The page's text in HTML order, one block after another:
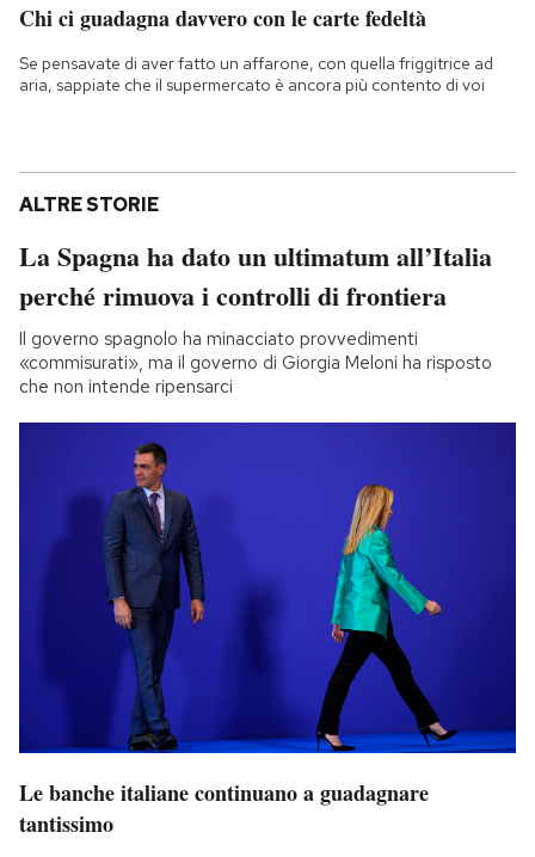
Chi ci guadagna davvero con le carte fedeltà
Se pensavate di aver fatto un affarone, con quella friggitrice ad
aria, sappiate che il supermercato è ancora più contento di voi
ALTRE STORIE
La Spagna ha dato un ultimatum all’Italia
perché rimuova i controlli di frontiera
Il governo spagnolo ha minacciato provvedimenti
«commisurati», ma il governo di Giorgia Meloni ha risposto
che non intende ripensarci
Le banche italiane continuano a guadagnare
tantissimo